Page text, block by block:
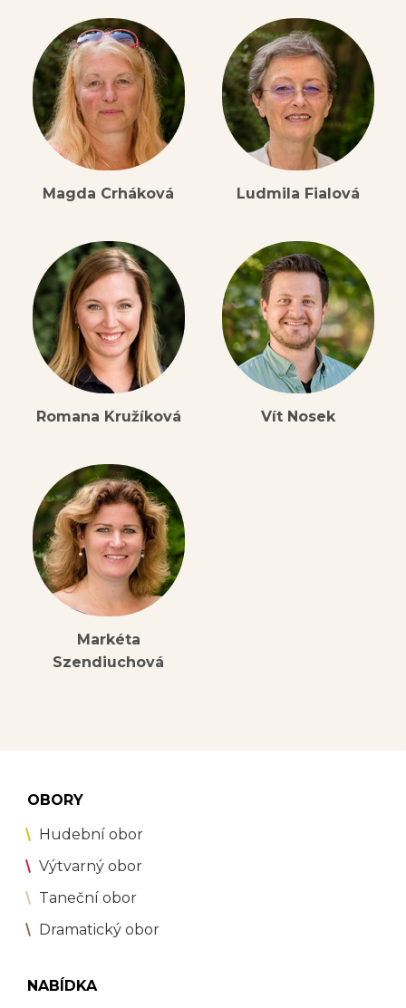
Magda Crháková Ludmila Fialová
Romana Kružíková Vít Nosek
Markéta
Szendiuchová
OBORY
Hudební obor
Výtvarný obor
Taneční obor
Dramatický obor
NABÍDKA